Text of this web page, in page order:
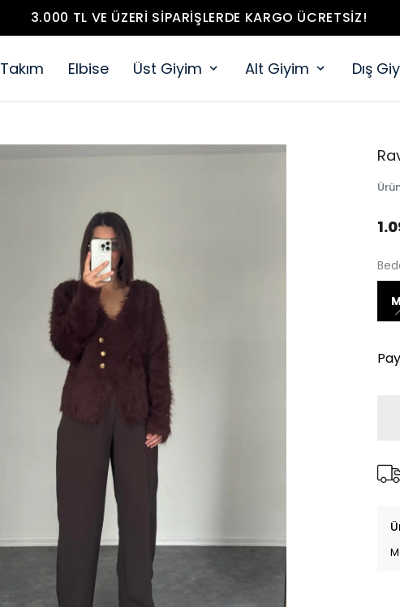
3.000 TL VE ÜZERI SIPARIŞLERDE KARGO ÜCRETSIZ!
Takım Elbise Üst Giyim Alt Giyim Dış